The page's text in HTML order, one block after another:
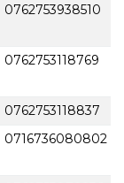
0762753938510
0762753118769
0762753118837
0716736080802